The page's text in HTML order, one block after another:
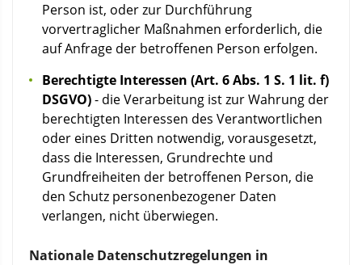
Person ist, oder zur Durchführung
vorvertraglicher Maßnahmen erforderlich, die
auf Anfrage der betroffenen Person erfolgen.
Berechtigte Interessen (Art. 6 Abs. 1 S. 1 lit. f)
DSGVO)- die Verarbeitung ist zur Wahrung der
berechtigten Interessen des Verantwortlichen
oder eines Dritten notwendig, vorausgesetzt,
dass die Interessen, Grundrechte und
Grundfreiheiten der betroffenen Person, die
den Schutz personenbezogener Daten
verlangen, nicht überwiegen.
Nationale Datenschutzregelungen in